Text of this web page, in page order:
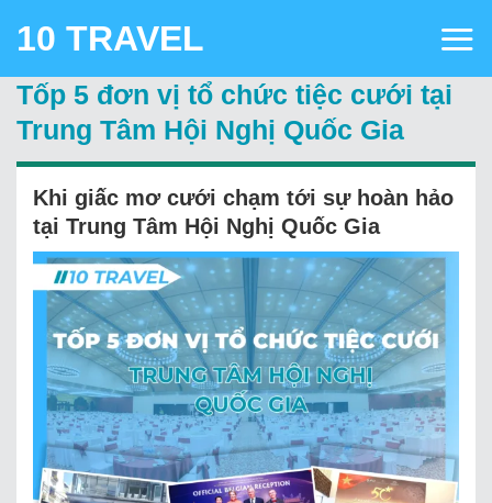
10 TRAVEL
Tốp 5 đơn vị tổ chức tiệc cưới tại
Trung Tâm Hội Nghị Quốc Gia
Khi giấc mơ cưới chạm tới sự hoàn hảo
tại Trung Tâm Hội Nghị Quốc Gia